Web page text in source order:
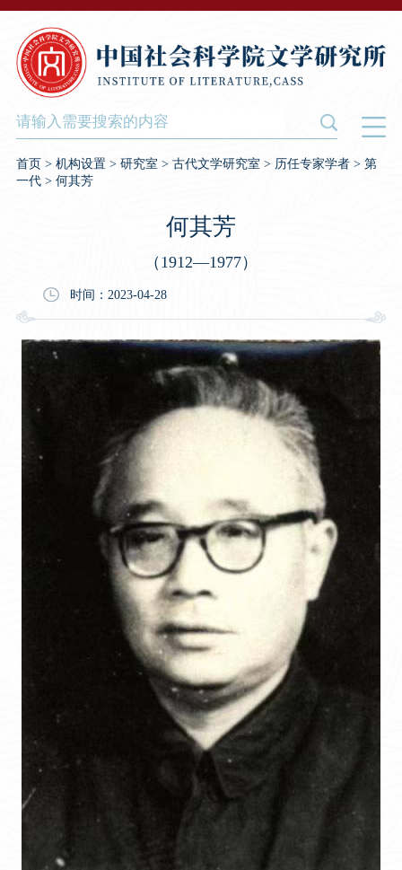
首页> 机构设置> 研究室 > 古代文学研究室 > 历任专家学者> 第
一代> 何其芳
何其芳
（1912—1977）
时间：2023-04-28